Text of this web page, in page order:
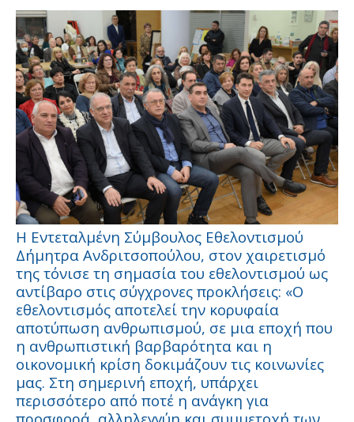
Η Εντεταλμένη Σύμβουλος Εθελοντισμού
Δήμητρα Ανδριτσοπούλου, στον χαιρετισμό
της τόνισε τη σημασία του εθελοντισμού ως
αντίβαρο στις σύγχρονες προκλήσεις: «Ο
εθελοντισμός αποτελεί την κορυφαία
αποτύπωση ανθρωπισμού, σε μια εποχή που
η ανθρωπιστική βαρβαρότητα και η
οικονομική κρίση δοκιμάζουν τις κοινωνίες
μας. Στη σημερινή εποχή, υπάρχει
περισσότερο από ποτέ η ανάγκη για